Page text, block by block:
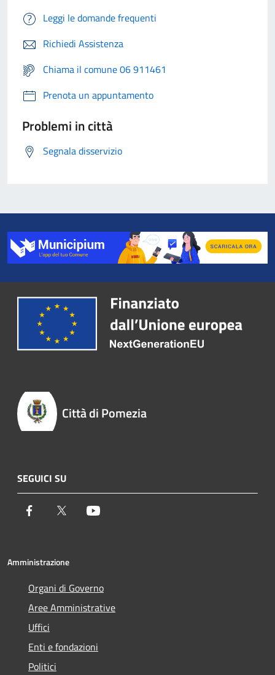
Leggi le domande frequenti
Richiedi Assistenza
Chiama il comune 06 911461
Prenota un appuntamento
Problemi in città
Segnala disservizio
Città di Pomezia
SEGUICI SU
Facebook Twitter
Amministrazione
Organi di Governo
Aree Amministrative
Uffici
Enti e fondazioni
Politici